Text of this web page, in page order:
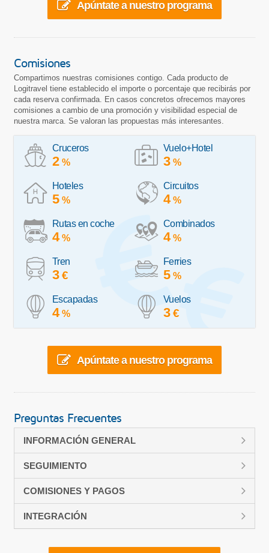
Apúntate a nuestro programa
Comisiones
Compartimos nuestras comisiones contigo. Cada producto de
Logitravel tiene establecido el importe o porcentaje que recibirás por
cada reserva confirmada. En casos concretos ofrecemos mayores
comisiones a cambio de una promoción y visibilidad especial de
nuestra marca. Se valoran las propuestas más interesantes.
Cruceros
2 %
Vuelo+Hotel
3 %
Hoteles
5 %
Circuitos
4%
Rutas en coche
4%
Combinados
4%
Tren
3€
Ferries
5 %
Escapadas
4%
Vuelos
3€
Apúntate a nuestro programa
Preguntas Frecuentes
INFORMACIÓN GENERAL
SEGUIMIENTO
COMISIONES Y PAGOS
INTEGRACIÓN